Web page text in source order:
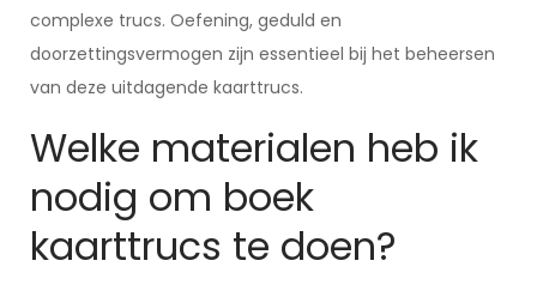
complexe trucs. Oefening, geduld en
doorzettingsvermogen zijn essentieel bij het beheersen
van deze uitdagende kaarttrucs.
Welke materialen heb ik
nodig om boek
kaarttrucs te doen?